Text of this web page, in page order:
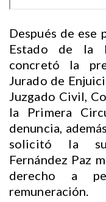
Después de ese
Estado de la
concretó la
Jurado de
Juzgado Civil,
la Primera
denuncia,
solicitó la
Fernández Paz
derecho a
remuneración.